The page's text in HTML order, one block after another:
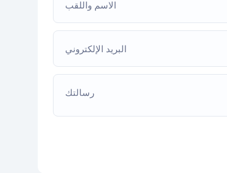
الاسم واللقب
البريد الإلكتروني
رسالتك